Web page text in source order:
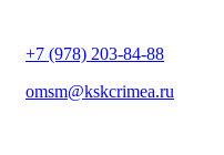
+7 (978) 203-84-88
omsm@kskcrimea.ru